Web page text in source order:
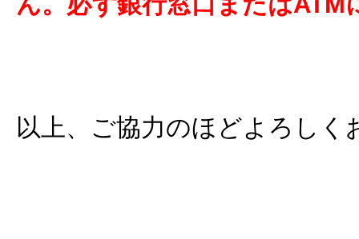
以上、ご協力のほどよろしく